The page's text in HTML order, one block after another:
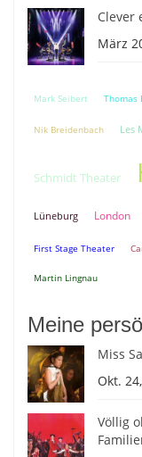
Clever
März
Mark Seibert Thomas
Nik Breidenbach Les
Schmidt Theater
Lüneburg London
First Stage Theater
Martin Lingnau
Meine
Miss
Okt.
Völlig